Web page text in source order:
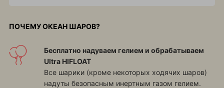
ПОЧЕМУ ОКЕАН ШАРОВ?
Бесплатно надуваем гелием и обрабатываем
Ultra HIFLOAT
Все шарики (кроме некоторых ходячих шаров)
надуты безопасным инертным газом гелием.